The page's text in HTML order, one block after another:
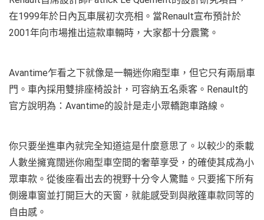
在1999年於日內瓦車展初次亮相。當Renault宣布預計於
2001年向市場推出這款車輛時，大家都十分震驚。
Avantime乍看之下就像是一輛迷你廂型車，但它只有兩扇車
門。車內採用雙排座椅設計，可容納五名乘客。Renault的
官方說明為：Avantime的設計是走小眾轎跑車路線。
你只要坐進車內就完全知道這是什麼意思了。以較少的乘載
人數坐擁寬闊迷你廂型車空間的奢華享受，的確使其成為小
眾車款。從後座看出去的視野十分令人驚豔。只要搖下所有
側邊車窗並打開巨大的天窗，就能感受到與敞篷車款同等的
自由感。